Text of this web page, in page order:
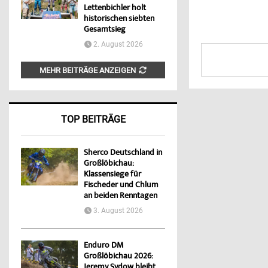
Lettenbichler holt
historischen siebten
Gesamtsieg
2. August 2026
MEHR BEITRÄGE ANZEIGEN
TOP BEITRÄGE
Sherco Deutschland in
Großlöbichau:
Klassensiege für
Fischeder und Chlum
an beiden Renntagen
3. August 2026
Enduro DM
Großlöbichau 2026: